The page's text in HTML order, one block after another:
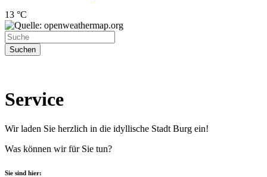
13 °C
Suchen
Service
Wir laden Sie herzlich in die idyllische Stadt Burg ein!
Was können wir für Sie tun?
Sie sind hier: